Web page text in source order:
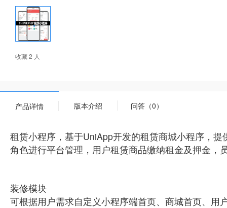
收藏 2 人
产品详情 版本介绍 问答（0）
租赁小程序，基于UniApp开发的租赁商城小程序，
角色进行平台管理，用户租赁商品缴纳租金及押金
装修模块
可根据用户需求自定义小程序端首页、商城首页、用